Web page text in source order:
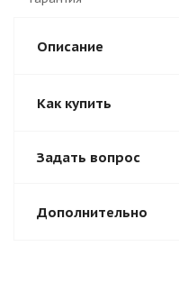
Описание
Как купить
Задать вопрос
Дополнительно